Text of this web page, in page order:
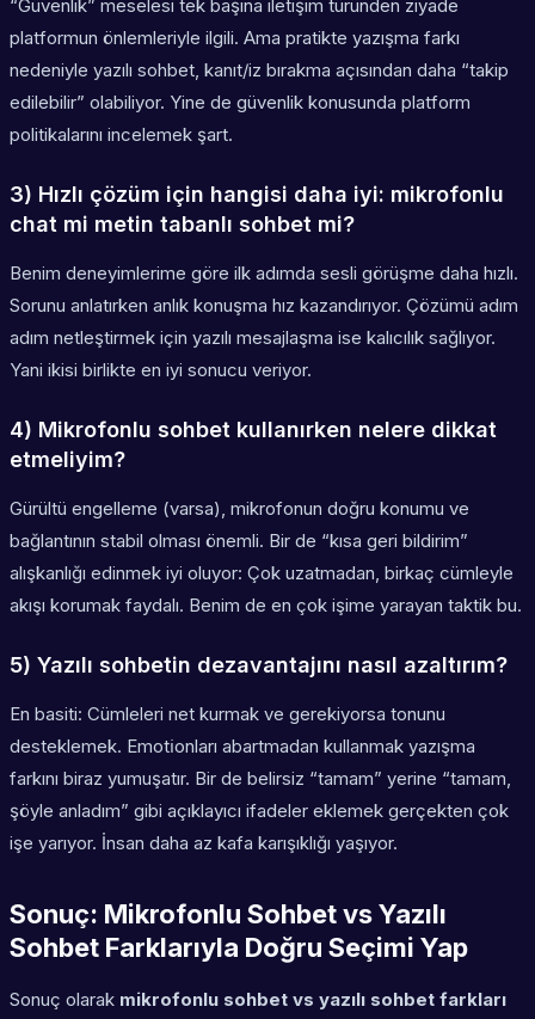
“Güvenlik” meselesi tek başına iletişim türünden ziyade
platformun önlemleriyle ilgili. Ama pratikte yazışma farkı
nedeniyle yazılı sohbet, kanıt/iz bırakma açısından daha “takip
edilebilir” olabiliyor. Yine de güvenlik konusunda platform
politikalarını incelemek şart.
3) Hızlı çözüm için hangisi daha iyi: mikrofonlu
chat mi metin tabanlı sohbet mi?
Benim deneyimlerime göre ilk adımda sesli görüşme daha hızlı.
Sorunu anlatırken anlık konuşma hız kazandırıyor. Çözümü adım
adım netleştirmek için yazılı mesajlaşma ise kalıcılık sağlıyor.
Yani ikisi birlikte en iyi sonucu veriyor.
4) Mikrofonlu sohbet kullanırken nelere dikkat
etmeliyim?
Gürültü engelleme (varsa), mikrofonun doğru konumu ve
bağlantının stabil olması önemli. Bir de “kısa geri bildirim”
alışkanlığı edinmek iyi oluyor: Çok uzatmadan, birkaç cümleyle
akışı korumak faydalı. Benim de en çok işime yarayan taktik bu.
5) Yazılı sohbetin dezavantajını nasıl azaltırım?
En basiti: Cümleleri net kurmak ve gerekiyorsa tonunu
desteklemek. Emoti̇onları abartmadan kullanmak yazışma
farkını biraz yumuşatır. Bir de belirsiz “tamam” yerine “tamam,
şöyle anladım” gibi açıklayıcı ifadeler eklemek gerçekten çok
işe yarıyor. İnsan daha az kafa karışıklığı yaşıyor.
Sonuç: Mikrofonlu Sohbet vs Yazılı
Sohbet Farklarıyla Doğru Seçimi Yap
Sonuç olarak mikrofonlu sohbet vs yazılı sohbet farkları